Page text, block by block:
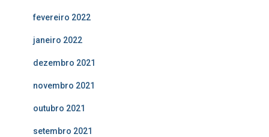
fevereiro 2022
janeiro 2022
dezembro 2021
novembro 2021
outubro 2021
setembro 2021